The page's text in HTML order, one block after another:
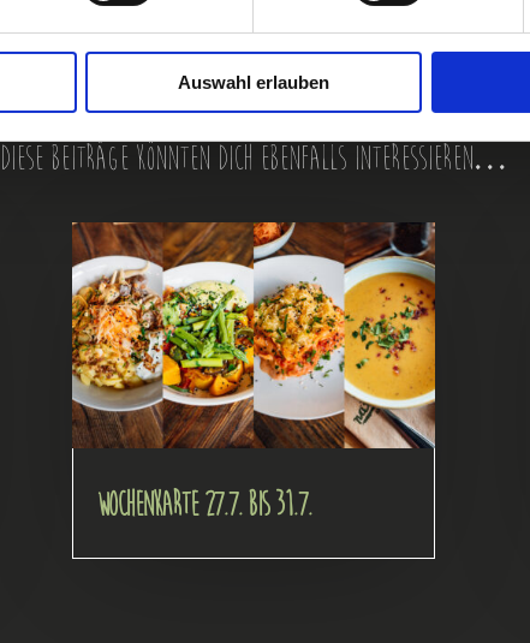
Auswahl erlauben
Diese Beiträge könnten dich ebenfalls interessieren…
Wochenkarte 27.7. bis 31.7.